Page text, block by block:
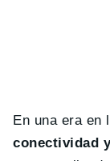
En una era en
conectividad